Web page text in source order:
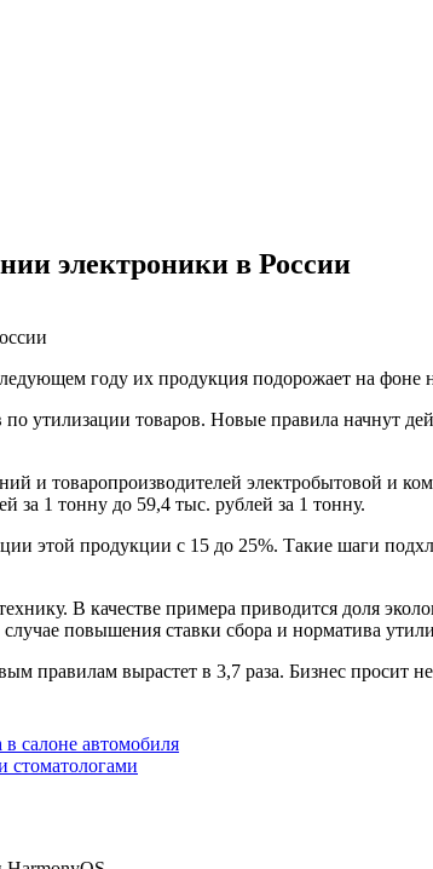
электроники в России
году их продукция подорожает на
утилизации товаров. Новые правила начнут
и товаропроизводителей электробытовой
за 1 тонну до 59,4 тыс. рублей за 1 тонну.
этой продукции с 15 до 25%. Такие шаги
В качестве примера приводится доля
повышения ставки сбора и норматива
правилам вырастет в 3,7 раза. Бизнес просит не
салоне автомобиля
стоматологами